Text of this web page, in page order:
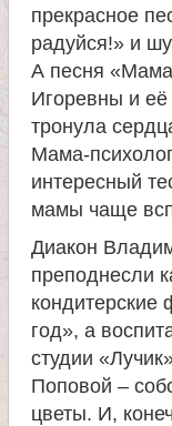
и
ц
л
и
прекрасное
радуйся!» и
А песня
Игоревны и
тронула
Мама-
интересный
мамы чаще
Диакон
преподнесли
год», а
студии
Поповой –
цветы. И,